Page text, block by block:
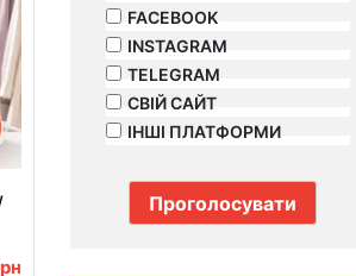
FACEBOOK
INSTAGRAM
TELEGRAM
СВІЙ САЙТ
ІНШІ ПЛАТФОРМИ